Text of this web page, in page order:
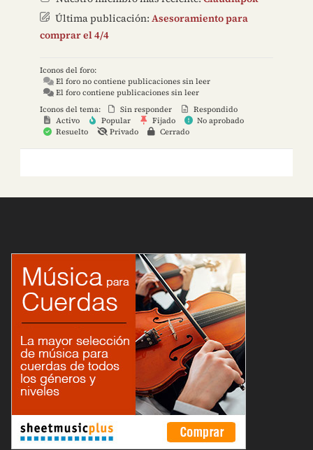
Última publicación: Asesoramiento para
comprar el 4/4
Iconos del foro:
El foro no contiene publicaciones sin leer
El foro contiene publicaciones sin leer
Iconos del tema:
Sin responder
Respondido
Activo
Popular Fijado
No aprobado
Resuelto
Privado Cerrado